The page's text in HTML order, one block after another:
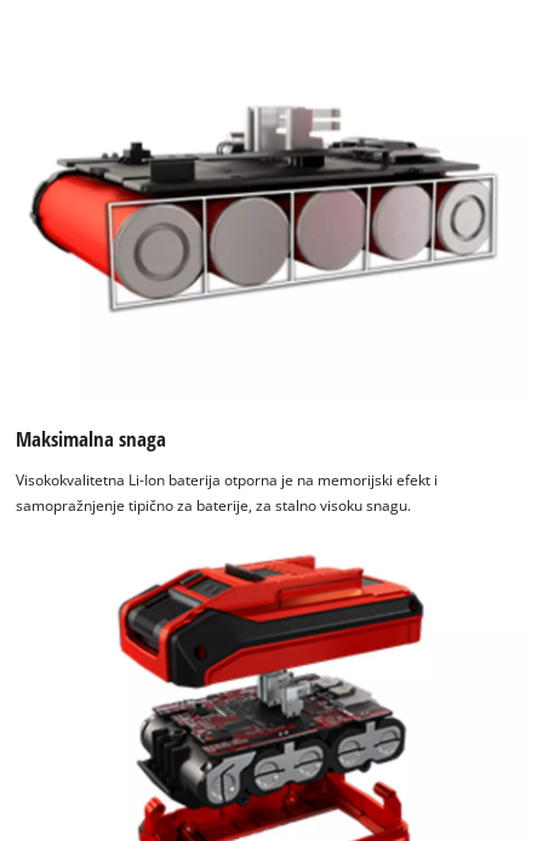
Maksimalna snaga
Visokokvalitetna Li-Ion baterija otporna je na memorijski efekt i
samopražnjenje tipično za baterije, za stalno visoku snagu.